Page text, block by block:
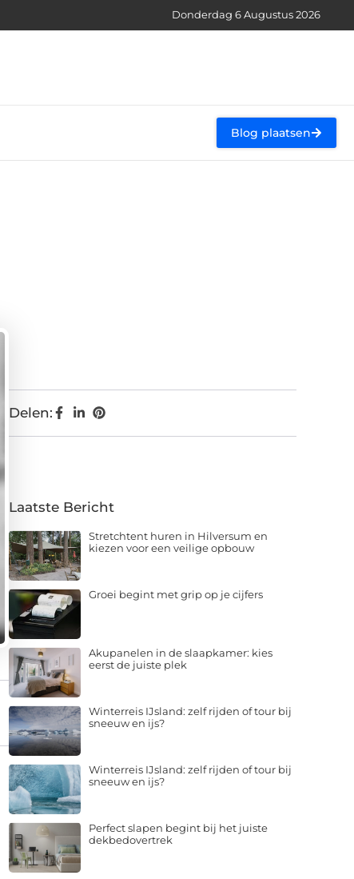
Donderdag 6 Augustus 2026
Blog plaatsen
Delen:
Laatste Bericht
Stretchtent huren in Hilversum en
kiezen voor een veilige opbouw
Groei begint met grip op je cijfers
Akupanelen in de slaapkamer: kies
eerst de juiste plek
Winterreis IJsland: zelf rijden of tour bij
sneeuw en ijs?
Winterreis IJsland: zelf rijden of tour bij
sneeuw en ijs?
Perfect slapen begint bij het juiste
dekbedovertrek